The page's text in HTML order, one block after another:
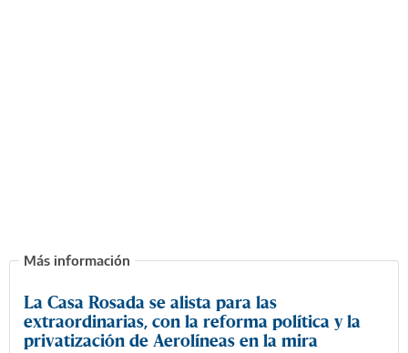
La Casa Rosada se alista para las
extraordinarias, con la reforma política y la
privatización de Aerolíneas en la mira